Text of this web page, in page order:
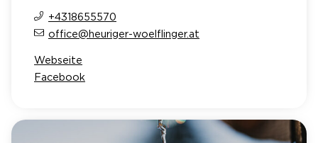
+4318655570
office@heuriger-woelflinger.at
Webseite
Facebook